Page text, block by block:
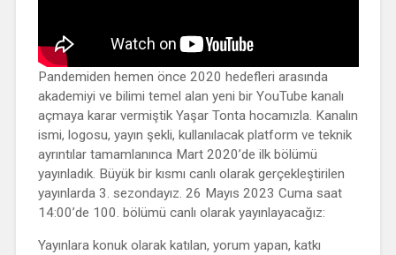
Pandemiden hemen önce 2020 hedefleri arasında
akademiyi ve bilimi temel alan yeni bir YouTube kanalı
açmaya karar vermiştik Yaşar Tonta hocamızla. Kanalın
ismi, logosu, yayın şekli, kullanılacak platform ve teknik
ayrıntılar tamamlanınca Mart 2020’de ilk bölümü
yayınladık. Büyük bir kısmı canlı olarak gerçekleştirilen
yayınlarda 3. sezondayız. 26 Mayıs 2023 Cuma saat
14:00’de 100. bölümü canlı olarak yayınlayacağız:
Yayınlara konuk olarak katılan, yorum yapan, katkı